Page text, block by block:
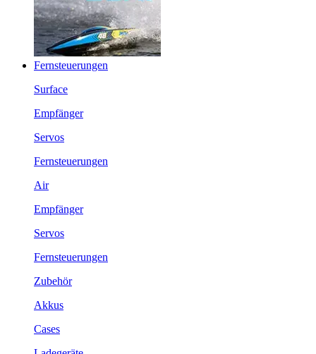
Fernsteuerungen
Surface
Empfänger
Servos
Fernsteuerungen
Air
Empfänger
Servos
Fernsteuerungen
Zubehör
Akkus
Cases